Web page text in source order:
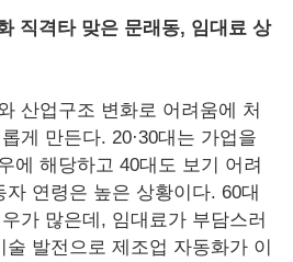
직격타 맞은 문래동, 임대료 상
산업구조 변화로 어려움에 처
게 만든다. 20·30대는 가업을
에 해당하고 40대도 보기 어려
연령은 높은 상황이다. 60대
가 많은데, 임대료가 부담스러
발전으로 제조업 자동화가 이